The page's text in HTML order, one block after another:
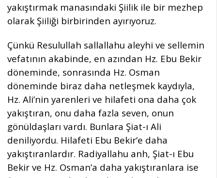
yakıştırmak manasındaki Şiilik ile bir mezhep
olarak Şiiliği birbirinden ayırıyoruz.
Çünkü Resulullah sallallahu aleyhi ve sellemin
vefatının akabinde, en azından Hz. Ebu Bekir
döneminde, sonrasında Hz. Osman
döneminde biraz daha netleşmek kaydıyla,
Hz. Ali’nin yarenleri ve hilafeti ona daha çok
yakıştıran, onu daha fazla seven, onun
gönüldaşları vardı. Bunlara Şiat-ı Ali
deniliyordu. Hilafeti Ebu Bekir’e daha
yakıştıranlardır. Radiyallahu anh, Şiat-ı Ebu
Bekir ve Hz. Osman’a daha yakıştıranlara ise